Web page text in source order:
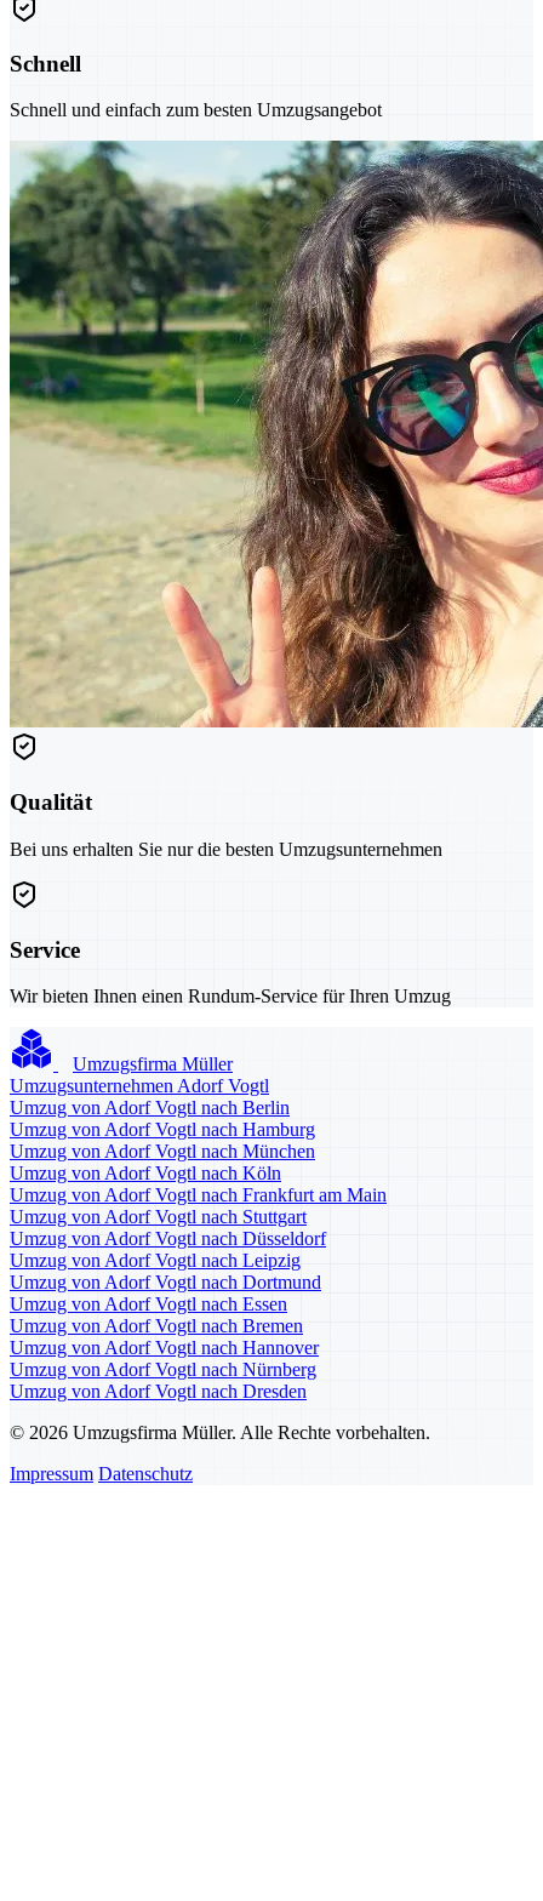
Schnell
Schnell und einfach zum besten Umzugsangebot
Qualität
Bei uns erhalten Sie nur die besten Umzugsunternehmen
Service
Wir bieten Ihnen einen Rundum-Service für Ihren Umzug
Umzugsfirma Müller
Umzugsunternehmen Adorf Vogtl
Umzug von Adorf Vogtl nach Berlin
Umzug von Adorf Vogtl nach Hamburg
Umzug von Adorf Vogtl nach München
Umzug von Adorf Vogtl nach Köln
Umzug von Adorf Vogtl nach Frankfurt am Main
Umzug von Adorf Vogtl nach Stuttgart
Umzug von Adorf Vogtl nach Düsseldorf
Umzug von Adorf Vogtl nach Leipzig
Umzug von Adorf Vogtl nach Dortmund
Umzug von Adorf Vogtl nach Essen
Umzug von Adorf Vogtl nach Bremen
Umzug von Adorf Vogtl nach Hannover
Umzug von Adorf Vogtl nach Nürnberg
Umzug von Adorf Vogtl nach Dresden
© 2026 Umzugsfirma Müller. Alle Rechte vorbehalten.
Impressum Datenschutz